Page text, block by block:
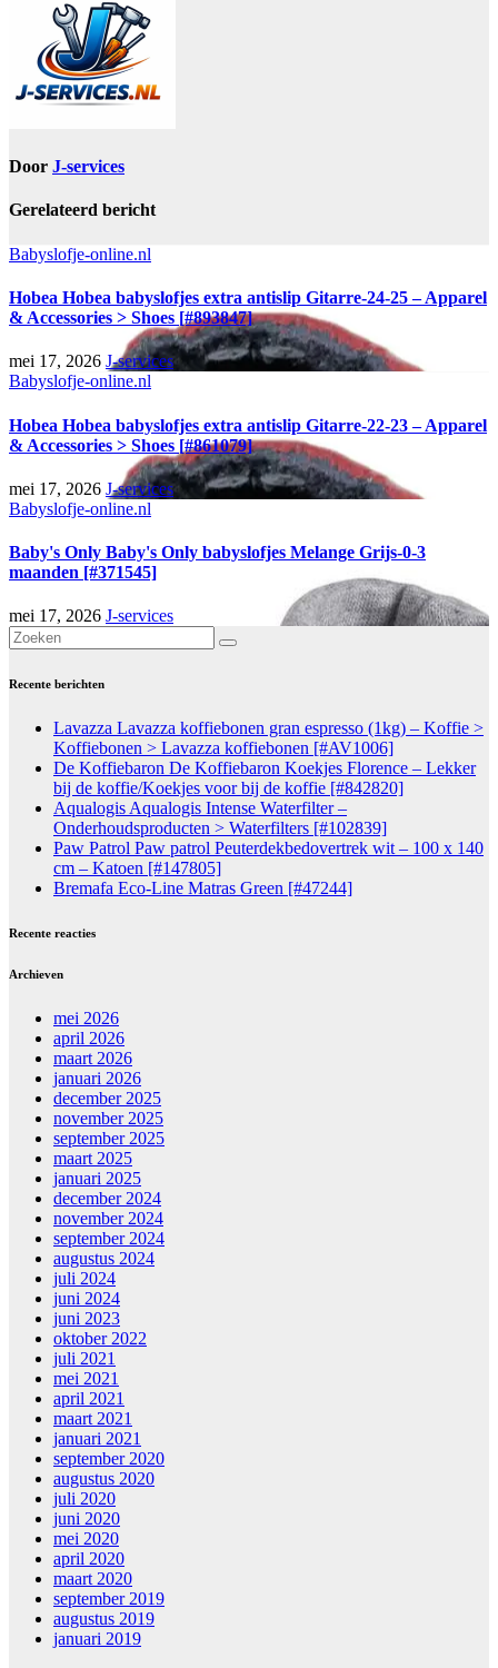
Door J-services
Gerelateerd bericht
Babyslofje-online.nl
Hobea Hobea babyslofjes extra antislip Gitarre-24-25 – Apparel
& Accessories > Shoes [#893847]
mei 17, 2026 J-services
Babyslofje-online.nl
Hobea Hobea babyslofjes extra antislip Gitarre-22-23 – Apparel
& Accessories > Shoes [#861079]
mei 17, 2026 J-services
Babyslofje-online.nl
Baby's Only Baby's Only babyslofjes Melange Grijs-0-3
maanden [#371545]
mei 17, 2026 J-services
Recente berichten
Lavazza Lavazza koffiebonen gran espresso (1kg) – Koffie >
Koffiebonen > Lavazza koffiebonen [#AV1006]
De Koffiebaron De Koffiebaron Koekjes Florence – Lekker
bij de koffie/Koekjes voor bij de koffie [#842820]
Aqualogis Aqualogis Intense Waterfilter –
Onderhoudsproducten > Waterfilters [#102839]
Paw Patrol Paw patrol Peuterdekbedovertrek wit – 100 x 140
cm – Katoen [#147805]
Bremafa Eco-Line Matras Green [#47244]
Recente reacties
Archieven
mei 2026
april 2026
maart 2026
januari 2026
december 2025
november 2025
september 2025
maart 2025
januari 2025
december 2024
november 2024
september 2024
augustus 2024
juli 2024
juni 2024
juni 2023
oktober 2022
juli 2021
mei 2021
april 2021
maart 2021
januari 2021
september 2020
augustus 2020
juli 2020
juni 2020
mei 2020
april 2020
maart 2020
september 2019
augustus 2019
januari 2019